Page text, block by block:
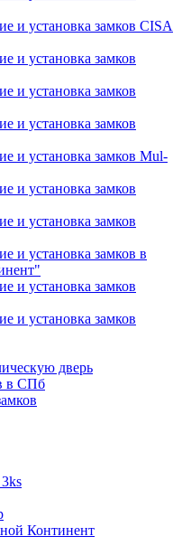
и установка замков CISA
и установка замков
и установка замков
и установка замков
и установка замков Mul-
и установка замков
и установка замков
и установка замков в
и установка замков
и установка замков
дверь
в СПб
Континент